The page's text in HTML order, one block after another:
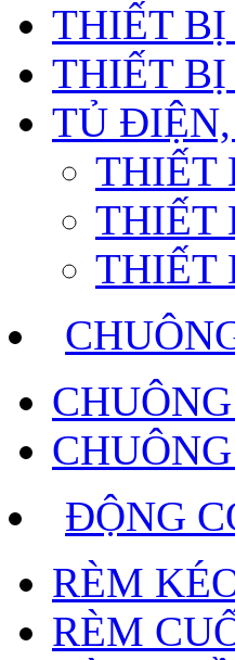
THIẾT
THIẾT
TỦ
THIẾT
THIẾT
THIẾT
ĐỘNG
RÈM
RÈM